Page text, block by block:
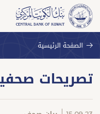
الصفحة الرئيسية
تصريحات